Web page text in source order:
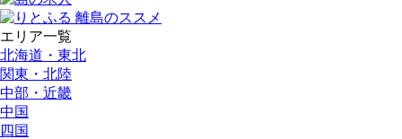
エリア一覧
北海道・東北
関東・北陸
中部・近畿
中国
四国